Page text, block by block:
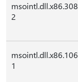
msointl.dll.x86.308
2
msointl.dll.x86.106
1